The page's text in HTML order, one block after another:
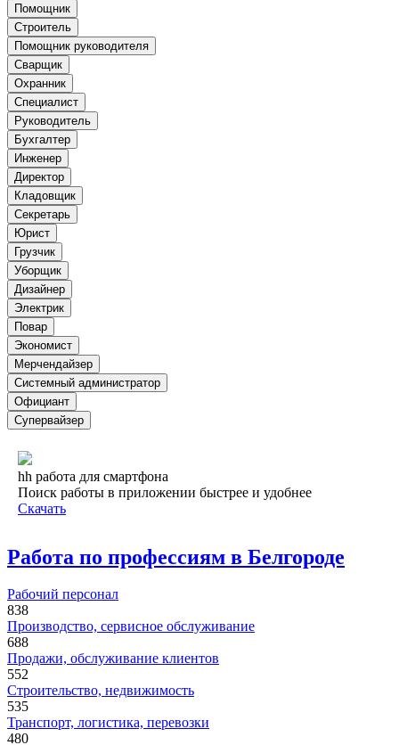
Помощник
Строитель
Помощник руководителя
Сварщик
Охранник
Специалист
Руководитель
Бухгалтер
Инженер
Директор
Кладовщик
Секретарь
Юрист
Грузчик
Уборщик
Дизайнер
Электрик
Повар
Экономист
Мерчендайзер
Системный администратор
Официант
Супервайзер
hh работа для смартфона
Поиск работы в приложении быстрее и удобнее
Скачать
Работа по профессиям в Белгороде
Рабочий персонал
838
Производство, сервисное обслуживание
688
Продажи, обслуживание клиентов
552
Строительство, недвижимость
535
Транспорт, логистика, перевозки
480